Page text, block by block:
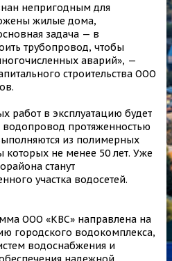
непригодным для
жилые дома,
задача — в
трубопровод, чтобы
аварий», —
строительства ООО
работ в эксплуатацию будет
протяженностью
из полимерных
которых не менее 50 лет. Уже
станут
участка водосетей.
ООО «КВС» направлена на
городского водокомплекса,
водоснабжения и